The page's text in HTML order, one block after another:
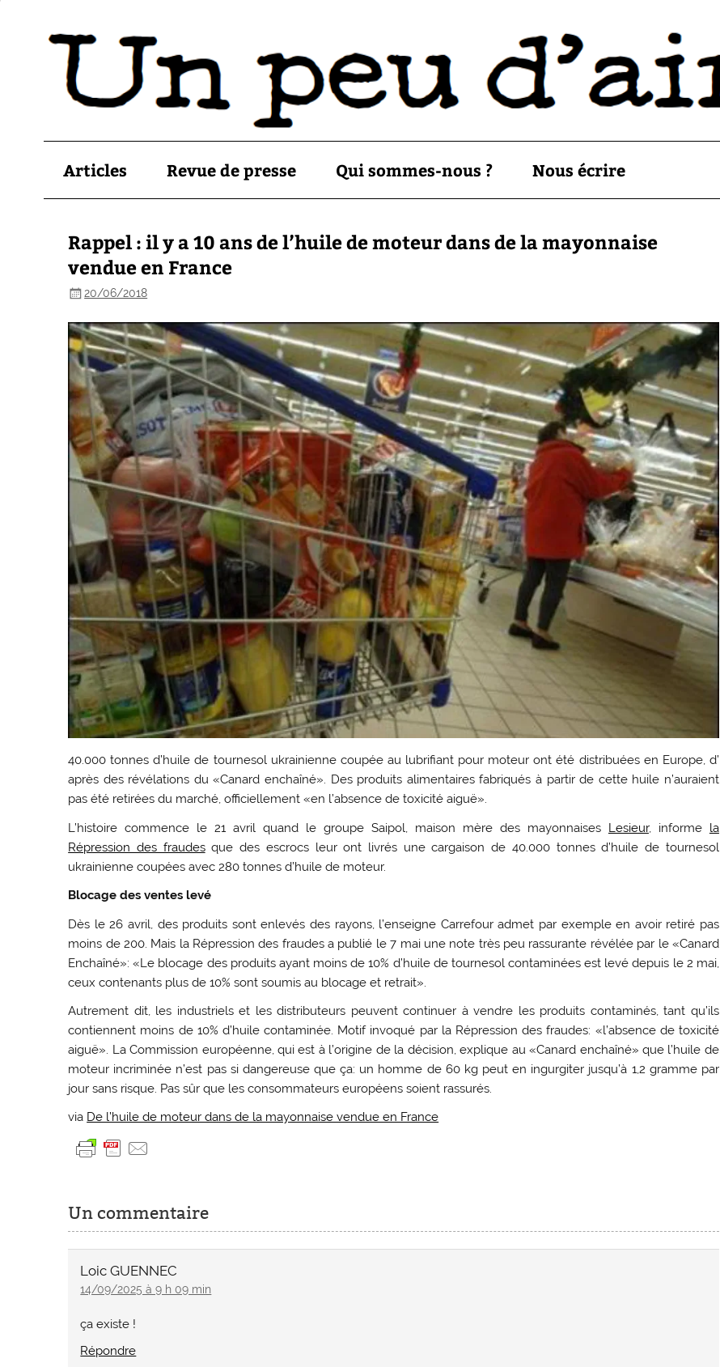
Articles Revue de presse Qui sommes-nous ? Nous écrire
Rappel : il y a 10 ans de l’huile de moteur dans de la mayonnaise
vendue en France
20/06/2018
40.000 tonnes d’huile de tournesol ukrainienne coupée au lubrifiant pour moteur ont été distribuées en Europe, d’
après des révélations du «Canard enchaîné». Des produits alimentaires fabriqués à partir de cette huile n’auraient
pas été retirées du marché, officiellement «en l’absence de toxicité aiguë».
L’histoire commence le 21 avril quand le groupe Saipol, maison mère des mayonnaises Lesieur, informe la
Répression des fraudesque des escrocs leur ont livrés une cargaison de 40.000 tonnes d’huile de tournesol
ukrainienne coupées avec 280 tonnes d’huile de moteur.
Blocage des ventes levé
Dès le 26 avril, des produits sont enlevés des rayons, l’enseigne Carrefour admet par exemple en avoir retiré pas
moins de 200. Mais la Répression des fraudes a publié le 7 mai une note très peu rassurante révélée par le «Canard
Enchaîné»: «Le blocage des produits ayant moins de 10% d’huile de tournesol contaminées est levé depuis le 2 mai,
ceux contenants plus de 10% sont soumis au blocage et retrait».
Autrement dit, les industriels et les distributeurs peuvent continuer à vendre les produits contaminés, tant qu’ils
contiennent moins de 10% d’huile contaminée. Motif invoqué par la Répression des fraudes: «l’absence de toxicité
aiguë». La Commission européenne, qui est à l’origine de la décision, explique au «Canard enchaîné» que l’huile de
moteur incriminée n’est pas si dangereuse que ça: un homme de 60 kg peut en ingurgiter jusqu’à 1,2 gramme par
jour sans risque. Pas sûr que les consommateurs européens soient rassurés.
via De l’huile de moteur dans de la mayonnaise vendue en France
Un commentaire
Loic GUENNEC
14/09/2025 à 9 h 09 min
ça existe !
Répondre